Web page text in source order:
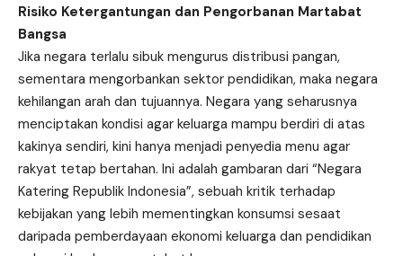
Risiko Ketergantungan dan Pengorbanan Martabat
Bangsa
Jika negara terlalu sibuk mengurus distribusi pangan,
sementara mengorbankan sektor pendidikan, maka negara
kehilangan arah dan tujuannya. Negara yang seharusnya
menciptakan kondisi agar keluarga mampu berdiri di atas
kakinya sendiri, kini hanya menjadi penyedia menu agar
rakyat tetap bertahan. Ini adalah gambaran dari “Negara
Katering Republik Indonesia”, sebuah kritik terhadap
kebijakan yang lebih mementingkan konsumsi sesaat
daripada pemberdayaan ekonomi keluarga dan pendidikan